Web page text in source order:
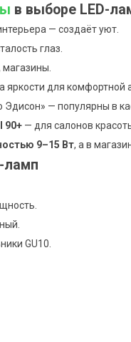
в выборе LED-
— создаёт уют.
глаз.
яркости для комфортной
Эдисон» — популярны в
90+ — для салонов
9–15 Вт, а в
ламп
GU10.